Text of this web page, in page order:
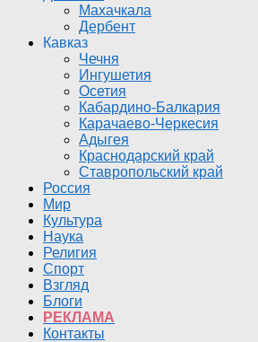
Махачкала
Дербент
Кавказ
Чечня
Ингушетия
Осетия
Кабардино-Балкария
Карачаево-Черкесия
Адыгея
Краснодарский край
Ставропольский край
Россия
Мир
Культура
Наука
Религия
Спорт
Взгляд
Блоги
РЕКЛАМА
Контакты